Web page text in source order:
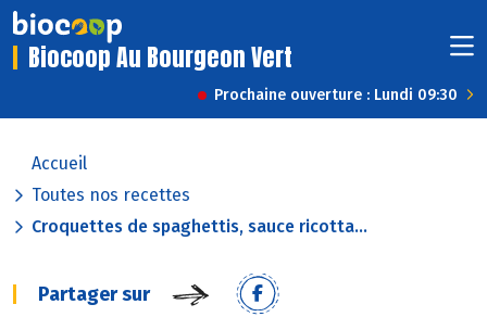
Biocoop Au Bourgeon Vert
Prochaine ouverture : Lundi 09:30
Accueil
Toutes nos recettes
Croquettes de spaghettis, sauce ricotta...
Partager sur